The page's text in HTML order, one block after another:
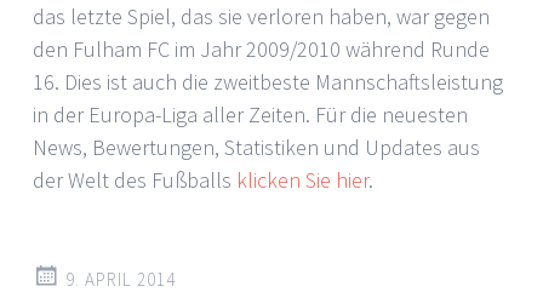
das letzte Spiel, das sie verloren haben, war gegen
den Fulham FC im Jahr 2009/2010 während Runde
16. Dies ist auch die zweitbeste Mannschaftsleistung
in der Europa-Liga aller Zeiten. Für die neuesten
News, Bewertungen, Statistiken und Updates aus
der Welt des Fußballs klicken Sie hier.
9. APRIL 2014